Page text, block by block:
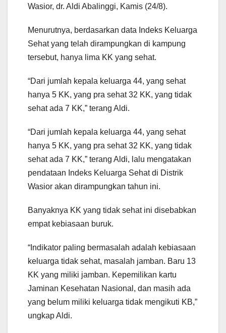
Wasior, dr. Aldi Abalinggi, Kamis (24/8).
Menurutnya, berdasarkan data Indeks Keluarga
Sehat yang telah dirampungkan di kampung
tersebut, hanya lima KK yang sehat.
“Dari jumlah kepala keluarga 44, yang sehat
hanya 5 KK, yang pra sehat 32 KK, yang tidak
sehat ada 7 KK,” terang Aldi.
“Dari jumlah kepala keluarga 44, yang sehat
hanya 5 KK, yang pra sehat 32 KK, yang tidak
sehat ada 7 KK,” terang Aldi, lalu mengatakan
pendataan Indeks Keluarga Sehat di Distrik
Wasior akan dirampungkan tahun ini.
Banyaknya KK yang tidak sehat ini disebabkan
empat kebiasaan buruk.
“Indikator paling bermasalah adalah kebiasaan
keluarga tidak sehat, masalah jamban. Baru 13
KK yang miliki jamban. Kepemilikan kartu
Jaminan Kesehatan Nasional, dan masih ada
yang belum miliki keluarga tidak mengikuti KB,”
ungkap Aldi.